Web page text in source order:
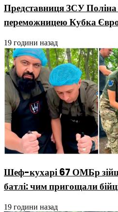
Представниця ЗСУ
переможницею Кубка
19 години назад
Шеф-кухарі 67 ОМБр
батлі: чим пригощали
19 години назад